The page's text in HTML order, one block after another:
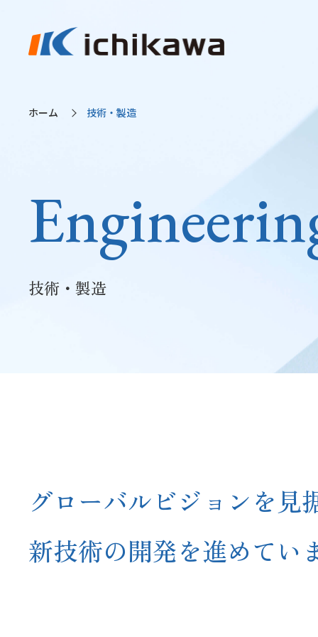
ホーム 技術・製造
技術・製造
グローバルビジョンを見
新技術の開発を進めてい